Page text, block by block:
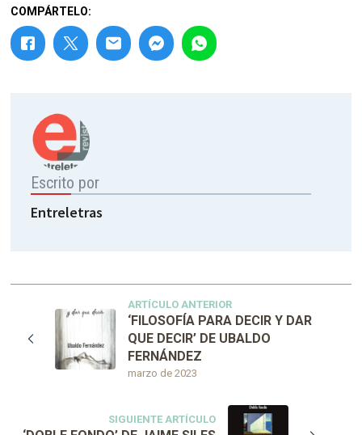
COMPÁRTELO:
Escrito por
Entreletras
ARTÍCULO ANTERIOR
marzo de 2023
‘FILOSOFÍA PARA DECIR Y DAR
QUE DECIR’ DE UBALDO
FERNÁNDEZ
SIGUIENTE ARTÍCULO